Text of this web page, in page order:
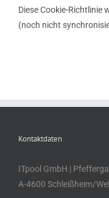
Diese Cookie-Richtlinie
(noch nicht
Kontaktdaten
ITpool GmbH |
A-4600 Schleißheim/